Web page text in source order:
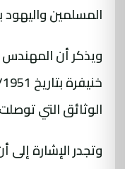
المسلمين واليهود
ويذكر أن المهندس
الوثائق التي
وتجدر الإشارة إلى